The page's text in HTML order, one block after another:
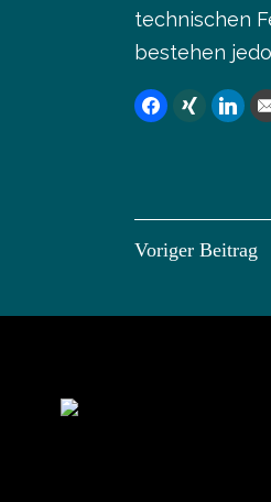
technischen
bestehen
Voriger Beitrag